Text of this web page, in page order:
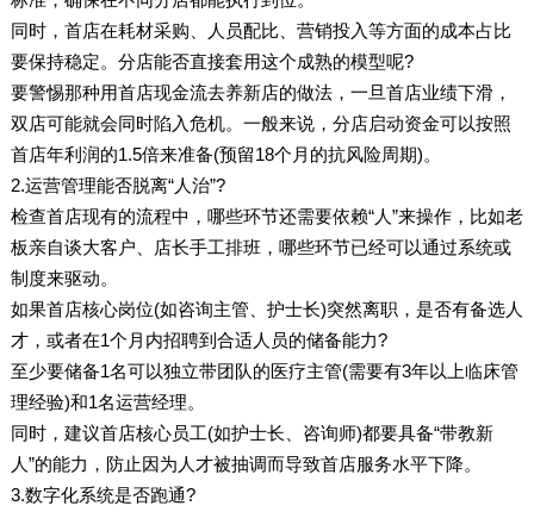
同时，首店在耗材采购、人员配比、营销投入等方面的成本占比
要保持稳定。分店能否直接套用这个成熟的模型呢?
要警惕那种用首店现金流去养新店的做法，一旦首店业绩下滑，
双店可能就会同时陷入危机。一般来说，分店启动资金可以按照
首店年利润的1.5倍来准备(预留18个月的抗风险周期)。
2.运营管理能否脱离“人治”?
检查首店现有的流程中，哪些环节还需要依赖“人”来操作，比如老
板亲自谈大客户、店长手工排班，哪些环节已经可以通过系统或
制度来驱动。
如果首店核心岗位(如咨询主管、护士长)突然离职，是否有备选人
才，或者在1个月内招聘到合适人员的储备能力?
至少要储备1名可以独立带团队的医疗主管(需要有3年以上临床管
理经验)和1名运营经理。
同时，建议首店核心员工(如护士长、咨询师)都要具备“带教新
人”的能力，防止因为人才被抽调而导致首店服务水平下降。
3.数字化系统是否跑通?